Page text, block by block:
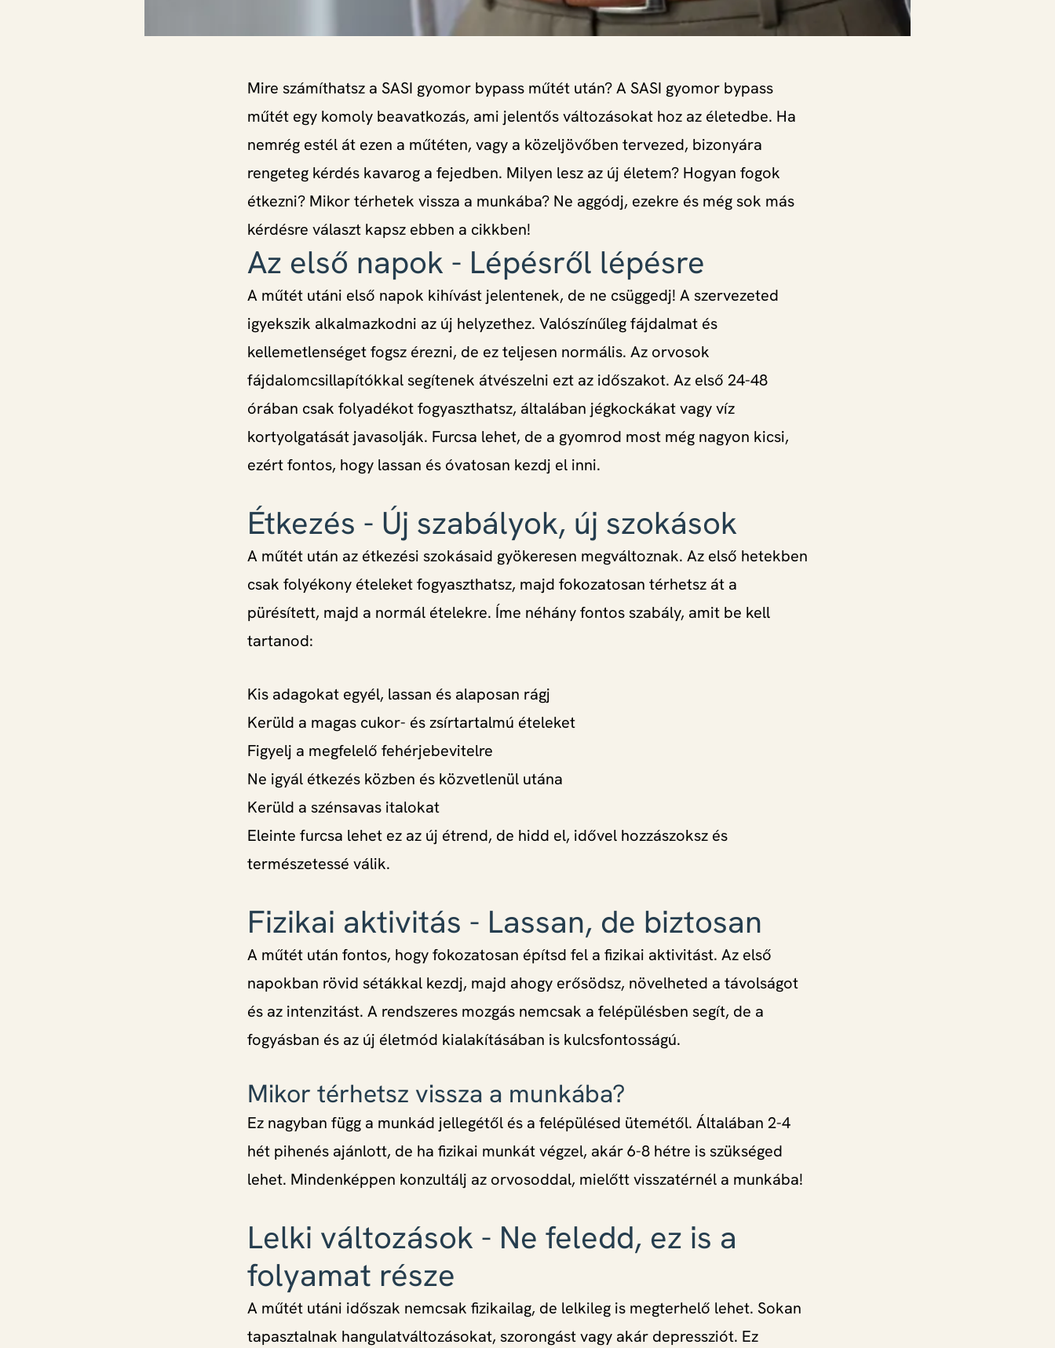
Mire számíthatsz a SASI gyomor bypass műtét után? A SASI gyomor bypass
műtét egy komoly beavatkozás, ami jelentős változásokat hoz az életedbe. Ha
nemrég estél át ezen a műtéten, vagy a közeljövőben tervezed, bizonyára
rengeteg kérdés kavarog a fejedben. Milyen lesz az új életem? Hogyan fogok
étkezni? Mikor térhetek vissza a munkába? Ne aggódj, ezekre és még sok más
kérdésre választ kapsz ebben a cikkben!
Az első napok - Lépésről lépésre
A műtét utáni első napok kihívást jelentenek, de ne csüggedj! A szervezeted
igyekszik alkalmazkodni az új helyzethez. Valószínűleg fájdalmat és
kellemetlenséget fogsz érezni, de ez teljesen normális. Az orvosok
fájdalomcsillapítókkal segítenek átvészelni ezt az időszakot. Az első 24-48
órában csak folyadékot fogyaszthatsz, általában jégkockákat vagy víz
kortyolgatását javasolják. Furcsa lehet, de a gyomrod most még nagyon kicsi,
ezért fontos, hogy lassan és óvatosan kezdj el inni.
Étkezés - Új szabályok, új szokások
A műtét után az étkezési szokásaid gyökeresen megváltoznak. Az első hetekben
csak folyékony ételeket fogyaszthatsz, majd fokozatosan térhetsz át a
pürésített, majd a normál ételekre. Íme néhány fontos szabály, amit be kell
tartanod:
Kis adagokat egyél, lassan és alaposan rágj
Kerüld a magas cukor- és zsírtartalmú ételeket
Figyelj a megfelelő fehérjebevitelre
Ne igyál étkezés közben és közvetlenül utána
Kerüld a szénsavas italokat
Eleinte furcsa lehet ez az új étrend, de hidd el, idővel hozzászoksz és
természetessé válik.
Fizikai aktivitás - Lassan, de biztosan
A műtét után fontos, hogy fokozatosan építsd fel a fizikai aktivitást. Az első
napokban rövid sétákkal kezdj, majd ahogy erősödsz, növelheted a távolságot
és az intenzitást. A rendszeres mozgás nemcsak a felépülésben segít, de a
fogyásban és az új életmód kialakításában is kulcsfontosságú.
Mikor térhetsz vissza a munkába?
Ez nagyban függ a munkád jellegétől és a felépülésed ütemétől. Általában 2-4
hét pihenés ajánlott, de ha fizikai munkát végzel, akár 6-8 hétre is szükséged
lehet. Mindenképpen konzultálj az orvosoddal, mielőtt visszatérnél a munkába!
Lelki változások - Ne feledd, ez is a
folyamat része
A műtét utáni időszak nemcsak fizikailag, de lelkileg is megterhelő lehet. Sokan
tapasztalnak hangulatváltozásokat, szorongást vagy akár depressziót. Ez